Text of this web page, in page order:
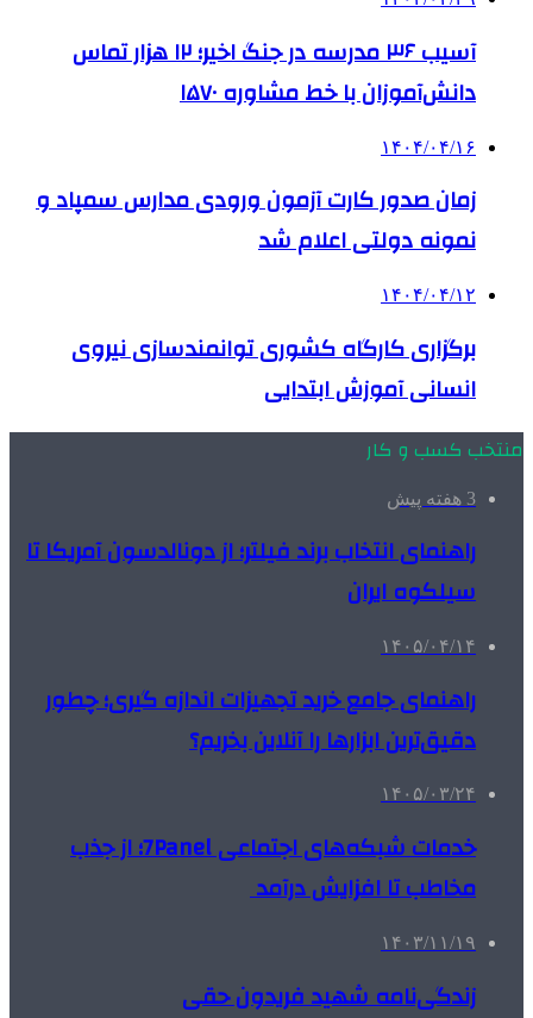
آسیب ۳۶ مدرسه در جنگ اخیر؛ ۱۲ هزار تماس
دانش‌آموزان با خط مشاوره ۱۵۷۰
۱۴۰۴/۰۴/۱۶
زمان صدور کارت آزمون ورودی مدارس سمپاد و
نمونه دولتی اعلام شد
۱۴۰۴/۰۴/۱۲
برگزاری کارگاه کشوری توانمندسازی نیروی
انسانی آموزش ابتدایی
منتخب کسب و کار
3 هفته پیش
راهنمای انتخاب برند فیلتر؛ از دونالدسون آمریکا تا
سیلکوه ایران
۱۴۰۵/۰۴/۱۴
راهنمای جامع خرید تجهیزات اندازه گیری؛ چطور
دقیق‌ترین ابزارها را آنلاین بخریم؟
۱۴۰۵/۰۳/۲۴
خدمات شبکه‌های اجتماعی 7Panel؛ از جذب
مخاطب تا افزایش درآمد
۱۴۰۳/۱۱/۱۹
زندگی‌نامه شهید فریدون حقی